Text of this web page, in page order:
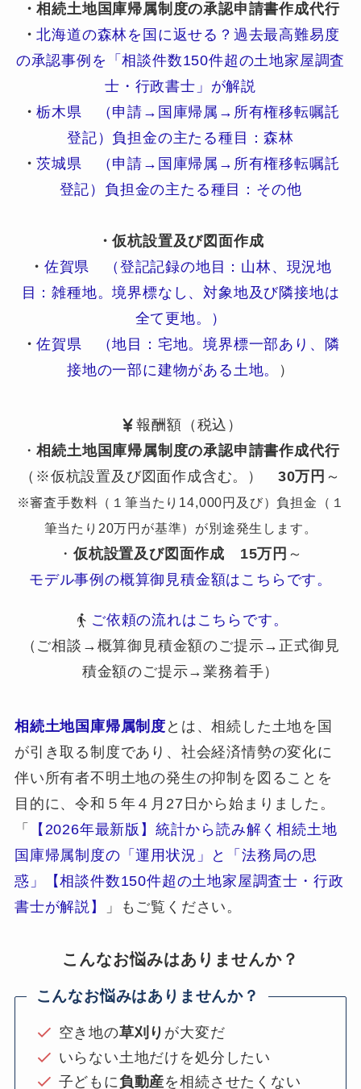
・相続土地国庫帰属制度の承認申請書作成代行
・北海道の森林を国に返せる？過去最高難易度
の承認事例を「相談件数150件超の土地家屋調査
士・行政書士」が解説
・栃木県 （申請→国庫帰属→所有権移転嘱託
登記）負担金の主たる種目：森林
・茨城県 （申請→国庫帰属→所有権移転嘱託
登記）負担金の主たる種目：その他
・仮杭設置及び図面作成
・ 佐賀県 （登記記録の地目：山林、現況地
目：雑種地。境界標なし、対象地及び隣接地は
全て更地。）
・佐賀県 （地目：宅地。境界標一部あり、隣
接地の一部に建物がある土地。
）
報酬額（税込）
・相続土地国庫帰属制度の承認申請書作成代行
（※仮杭設置及び図面作成含む。） 30万円 ～
※審査手数料（１筆当たり14,000円及び）負担金（１
筆当たり20万円が基準）が別途発生します。
・ 仮杭設置及び図面作成 15万円 ～
モデル事例の概算御見積金額はこちらです。
ご依頼の流れはこちらです。
（ご相談→概算御見積金額のご提示→正式御見
積金額のご提示→業務着手）
相続土地国庫帰属制度 とは、相続した土地を国
が引き取る制度であり、社会経済情勢の変化に
伴い所有者不明土地の発生の抑制を図ることを
目的に、令和５年４月27日から始まりました。
「
【2026年最新版】統計から読み解く相続土地
国庫帰属制度の「運用状況」と「法務局の思
惑」【相談件数150件超の土地家屋調査士・行政
書士が解説】
」もご覧ください。
こんなお悩みはありませんか？
こんなお悩みはありませんか？
空き地の草刈り が大変だ
いらない土地だけを処分したい
子どもに負動産を相続させたくない